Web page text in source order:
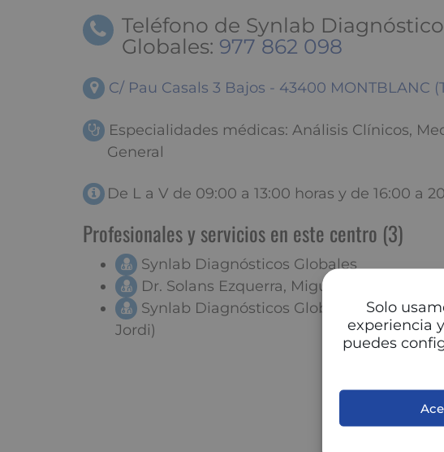
Solo
experiencia
puedes
Teléfono de Synlab
Globales: 977 862 098
C/ Pau Casals 3 Bajos - 43400 MONTBLANC
Especialidades médicas: Análisis Clínicos,
General
De L a V de 09:00 a 13:00 horas y de 16:00 a
Profesionales y servicios en este centro (3)
Synlab Diagnósticos Globales
Dr. Solans Ezquerra, Miguel
Synlab Diagnósticos Globales (Huguet
Jordi)